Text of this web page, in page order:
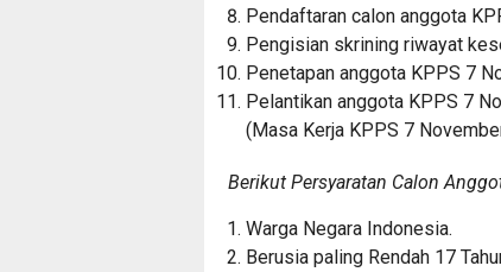
Pendaftaran calon anggota
Pengisian skrining riwayat
Penetapan anggota KPPS 7
Pelantikan anggota KPPS 7
(Masa Kerja KPPS 7
Berikut Persyaratan Calon
Warga Negara Indonesia.
Berusia paling Rendah 17